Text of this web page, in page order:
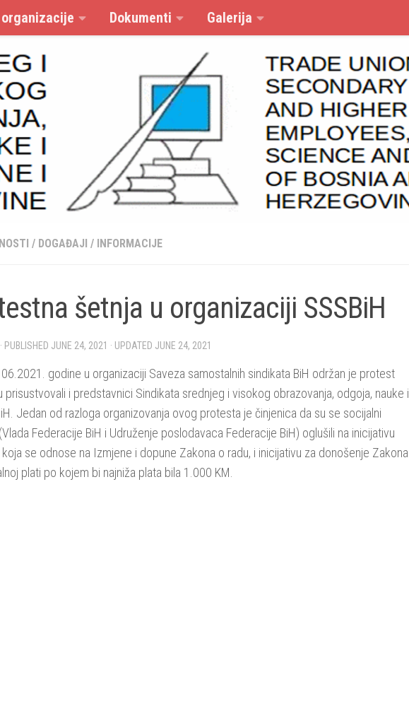
Dokumenti Galerija
/ DOGAĐAJI / INFORMACIJE
šetnja u organizaciji SSSBiH
· PUBLISHED JUNE 24, 2021 · UPDATED JUNE 24, 2021
godine u organizaciji Saveza samostalnih sindikata BiH održan je protest
prisustvovali i predstavnici Sindikata srednjeg i visokog obrazovanja, odgoja, nauke i
Jedan od razloga organizovanja ovog protesta je činjenica da su se socijalni
Federacije BiH i Udruženje poslodavaca Federacije BiH) oglušili na inicijativu
koja se odnose na Izmjene i dopune Zakona o radu, i inicijativu za donošenje Zakona
plati po kojem bi najniža plata bila 1.000 KM.